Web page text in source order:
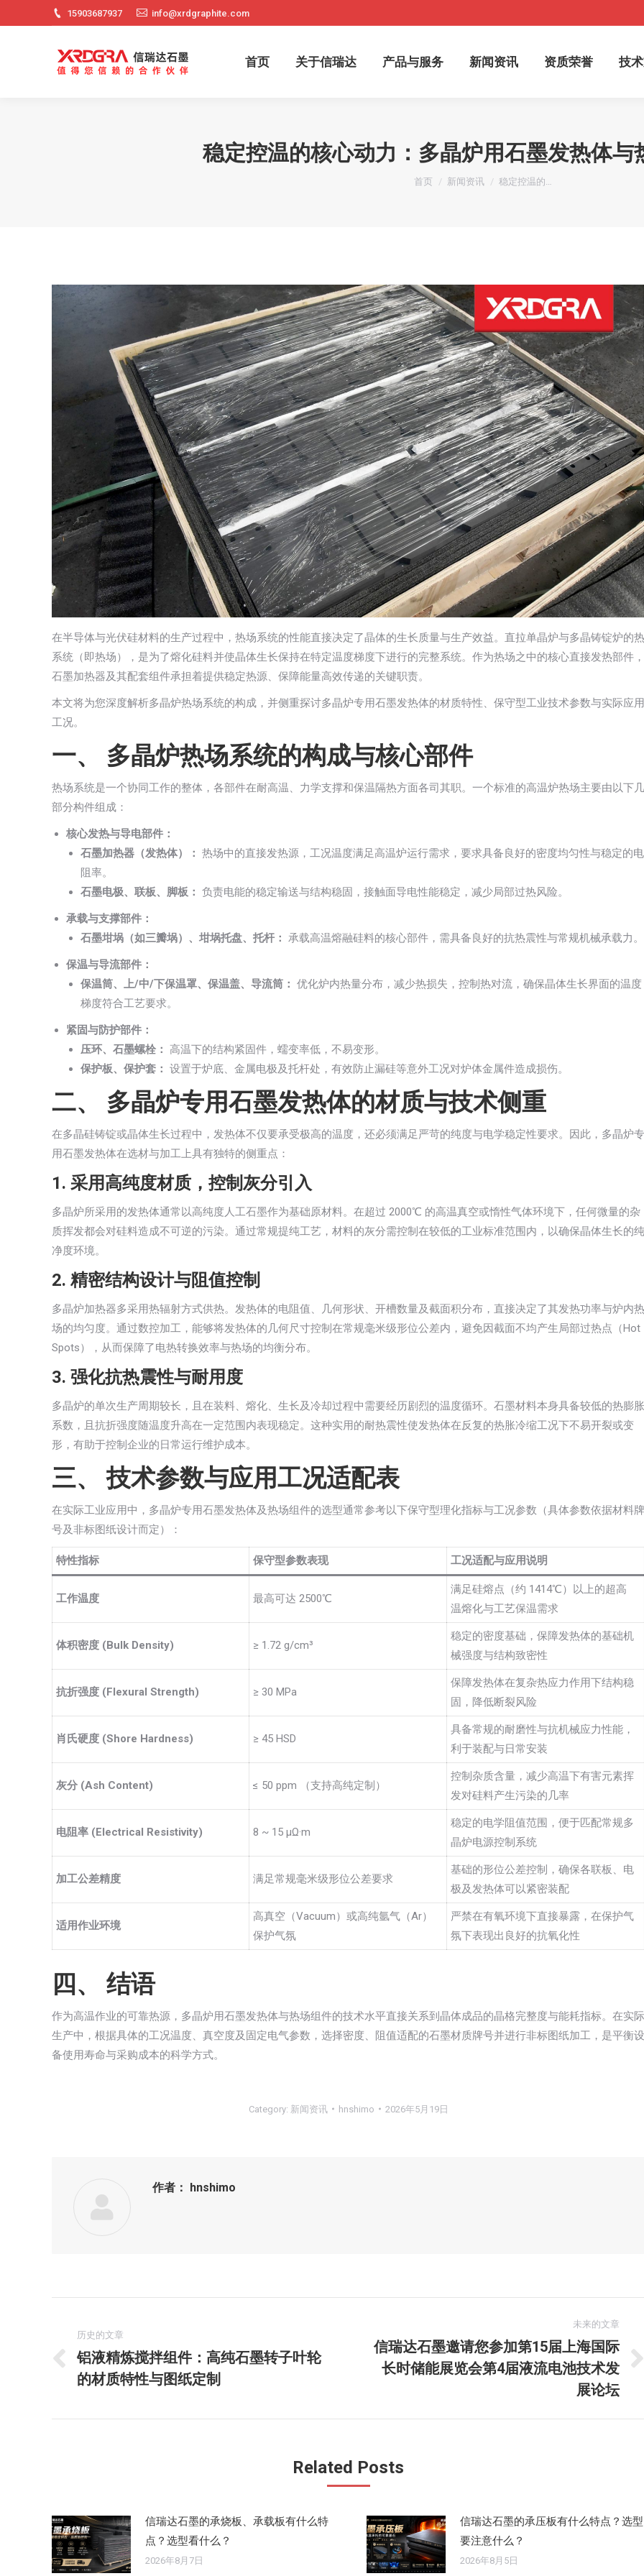
15903687937 info@xrdgraphite.com
首页 关于信瑞达 产品与服务 新闻资讯 资质荣誉 技
稳定控温的核心动力：多晶炉用石墨发热体与
您在这里：
首页 新闻资讯 稳定控温的…
在半导体与光伏硅材料的生产过程中，热场系统的性能直接决定了晶体的生长质量与生产效益。直拉单晶炉与多晶铸锭炉的热
系统（即热场），是为了熔化硅料并使晶体生长保持在特定温度梯度下进行的完整系统。作为热场之中的核心直接发热部件，
石墨加热器及其配套组件承担着提供稳定热源、保障能量高效传递的关键职责。
本文将为您深度解析多晶炉热场系统的构成，并侧重探讨多晶炉专用石墨发热体的材质特性、保守型工业技术参数与实际应用
工况。
一、 多晶炉热场系统的构成与核心部件
热场系统是一个协同工作的整体，各部件在耐高温、力学支撑和保温隔热方面各司其职。一个标准的高温炉热场主要由以下几
部分构件组成：
核心发热与导电部件：
石墨加热器（发热体）： 热场中的直接发热源，工况温度满足高温炉运行需求，要求具备良好的密度均匀性与稳定的电
阻率。
石墨电极、联板、脚板： 负责电能的稳定输送与结构稳固，接触面导电性能稳定，减少局部过热风险。
承载与支撑部件：
石墨坩埚（如三瓣埚）、坩埚托盘、托杆： 承载高温熔融硅料的核心部件，需具备良好的抗热震性与常规机械承载力。
保温与导流部件：
保温筒、上/中/下保温罩、保温盖、导流筒： 优化炉内热量分布，减少热损失，控制热对流，确保晶体生长界面的温度
梯度符合工艺要求。
紧固与防护部件：
压环、石墨螺栓： 高温下的结构紧固件，蠕变率低，不易变形。
保护板、保护套： 设置于炉底、金属电极及托杆处，有效防止漏硅等意外工况对炉体金属件造成损伤。
二、 多晶炉专用石墨发热体的材质与技术侧重
在多晶硅铸锭或晶体生长过程中，发热体不仅要承受极高的温度，还必须满足严苛的纯度与电学稳定性要求。因此，多晶炉专
用石墨发热体在选材与加工上具有独特的侧重点：
1. 采用高纯度材质，控制灰分引入
多晶炉所采用的发热体通常以高纯度人工石墨作为基础原材料。在超过 2000℃ 的高温真空或惰性气体环境下，任何微量的杂
质挥发都会对硅料造成不可逆的污染。通过常规提纯工艺，材料的灰分需控制在较低的工业标准范围内，以确保晶体生长的纯
净度环境。
2. 精密结构设计与阻值控制
多晶炉加热器多采用热辐射方式供热。发热体的电阻值、几何形状、开槽数量及截面积分布，直接决定了其发热功率与炉内热
场的均匀度。通过数控加工，能够将发热体的几何尺寸控制在常规毫米级形位公差内，避免因截面不均产生局部过热点（Hot
Spots），从而保障了电热转换效率与热场的均衡分布。
3. 强化抗热震性与耐用度
多晶炉的单次生产周期较长，且在装料、熔化、生长及冷却过程中需要经历剧烈的温度循环。石墨材料本身具备较低的热膨胀
系数，且抗折强度随温度升高在一定范围内表现稳定。这种实用的耐热震性使发热体在反复的热胀冷缩工况下不易开裂或变
形，有助于控制企业的日常运行维护成本。
三、 技术参数与应用工况适配表
在实际工业应用中，多晶炉专用石墨发热体及热场组件的选型通常参考以下保守型理化指标与工况参数（具体参数依据材料牌
号及非标图纸设计而定）：
特性指标 保守型参数表现 工况适配与应用说明
工作温度 最高可达 2500℃
满足硅熔点（约 1414℃）以上的超高
温熔化与工艺保温需求
体积密度 (Bulk Density) ≥ 1.72 g/cm³
稳定的密度基础，保障发热体的基础机
械强度与结构致密性
抗折强度 (Flexural Strength) ≥ 30 MPa
保障发热体在复杂热应力作用下结构稳
固，降低断裂风险
肖氏硬度 (Shore Hardness) ≥ 45 HSD
具备常规的耐磨性与抗机械应力性能，
利于装配与日常安装
灰分 (Ash Content) ≤ 50 ppm （支持高纯定制）
控制杂质含量，减少高温下有害元素挥
发对硅料产生污染的几率
电阻率 (Electrical Resistivity) 8 ~ 15 μΩ·m
稳定的电学阻值范围，便于匹配常规多
晶炉电源控制系统
加工公差精度 满足常规毫米级形位公差要求
基础的形位公差控制，确保各联板、电
极及发热体可以紧密装配
适用作业环境
高真空（Vacuum）或高纯氩气（Ar）
保护气氛
严禁在有氧环境下直接暴露，在保护气
氛下表现出良好的抗氧化性
四、 结语
作为高温作业的可靠热源，多晶炉用石墨发热体与热场组件的技术水平直接关系到晶体成品的晶格完整度与能耗指标。在实际
生产中，根据具体的工况温度、真空度及固定电气参数，选择密度、阻值适配的石墨材质牌号并进行非标图纸加工，是平衡设
备使用寿命与采购成本的科学方式。
Category: 新闻资讯 hnshimo 2026年5月19日
作者： hnshimo
章
导
历史的文章
历
史
铝液精炼搅拌组件：高纯石墨转子叶轮
的材质特性与图纸定制
未来的文章
信瑞达石墨邀请您参加第15届上海国际
长时储能展览会第4届液流电池技术发
展论坛
Related Posts
信瑞达石墨的承烧板、承载板有什么特
点？选型看什么？
2026年8月7日
信瑞达石墨的承压板有什么特点？选型
要注意什么？
2026年8月5日
首页 关于信瑞达 产品与服务 新闻资讯 资质荣誉 技